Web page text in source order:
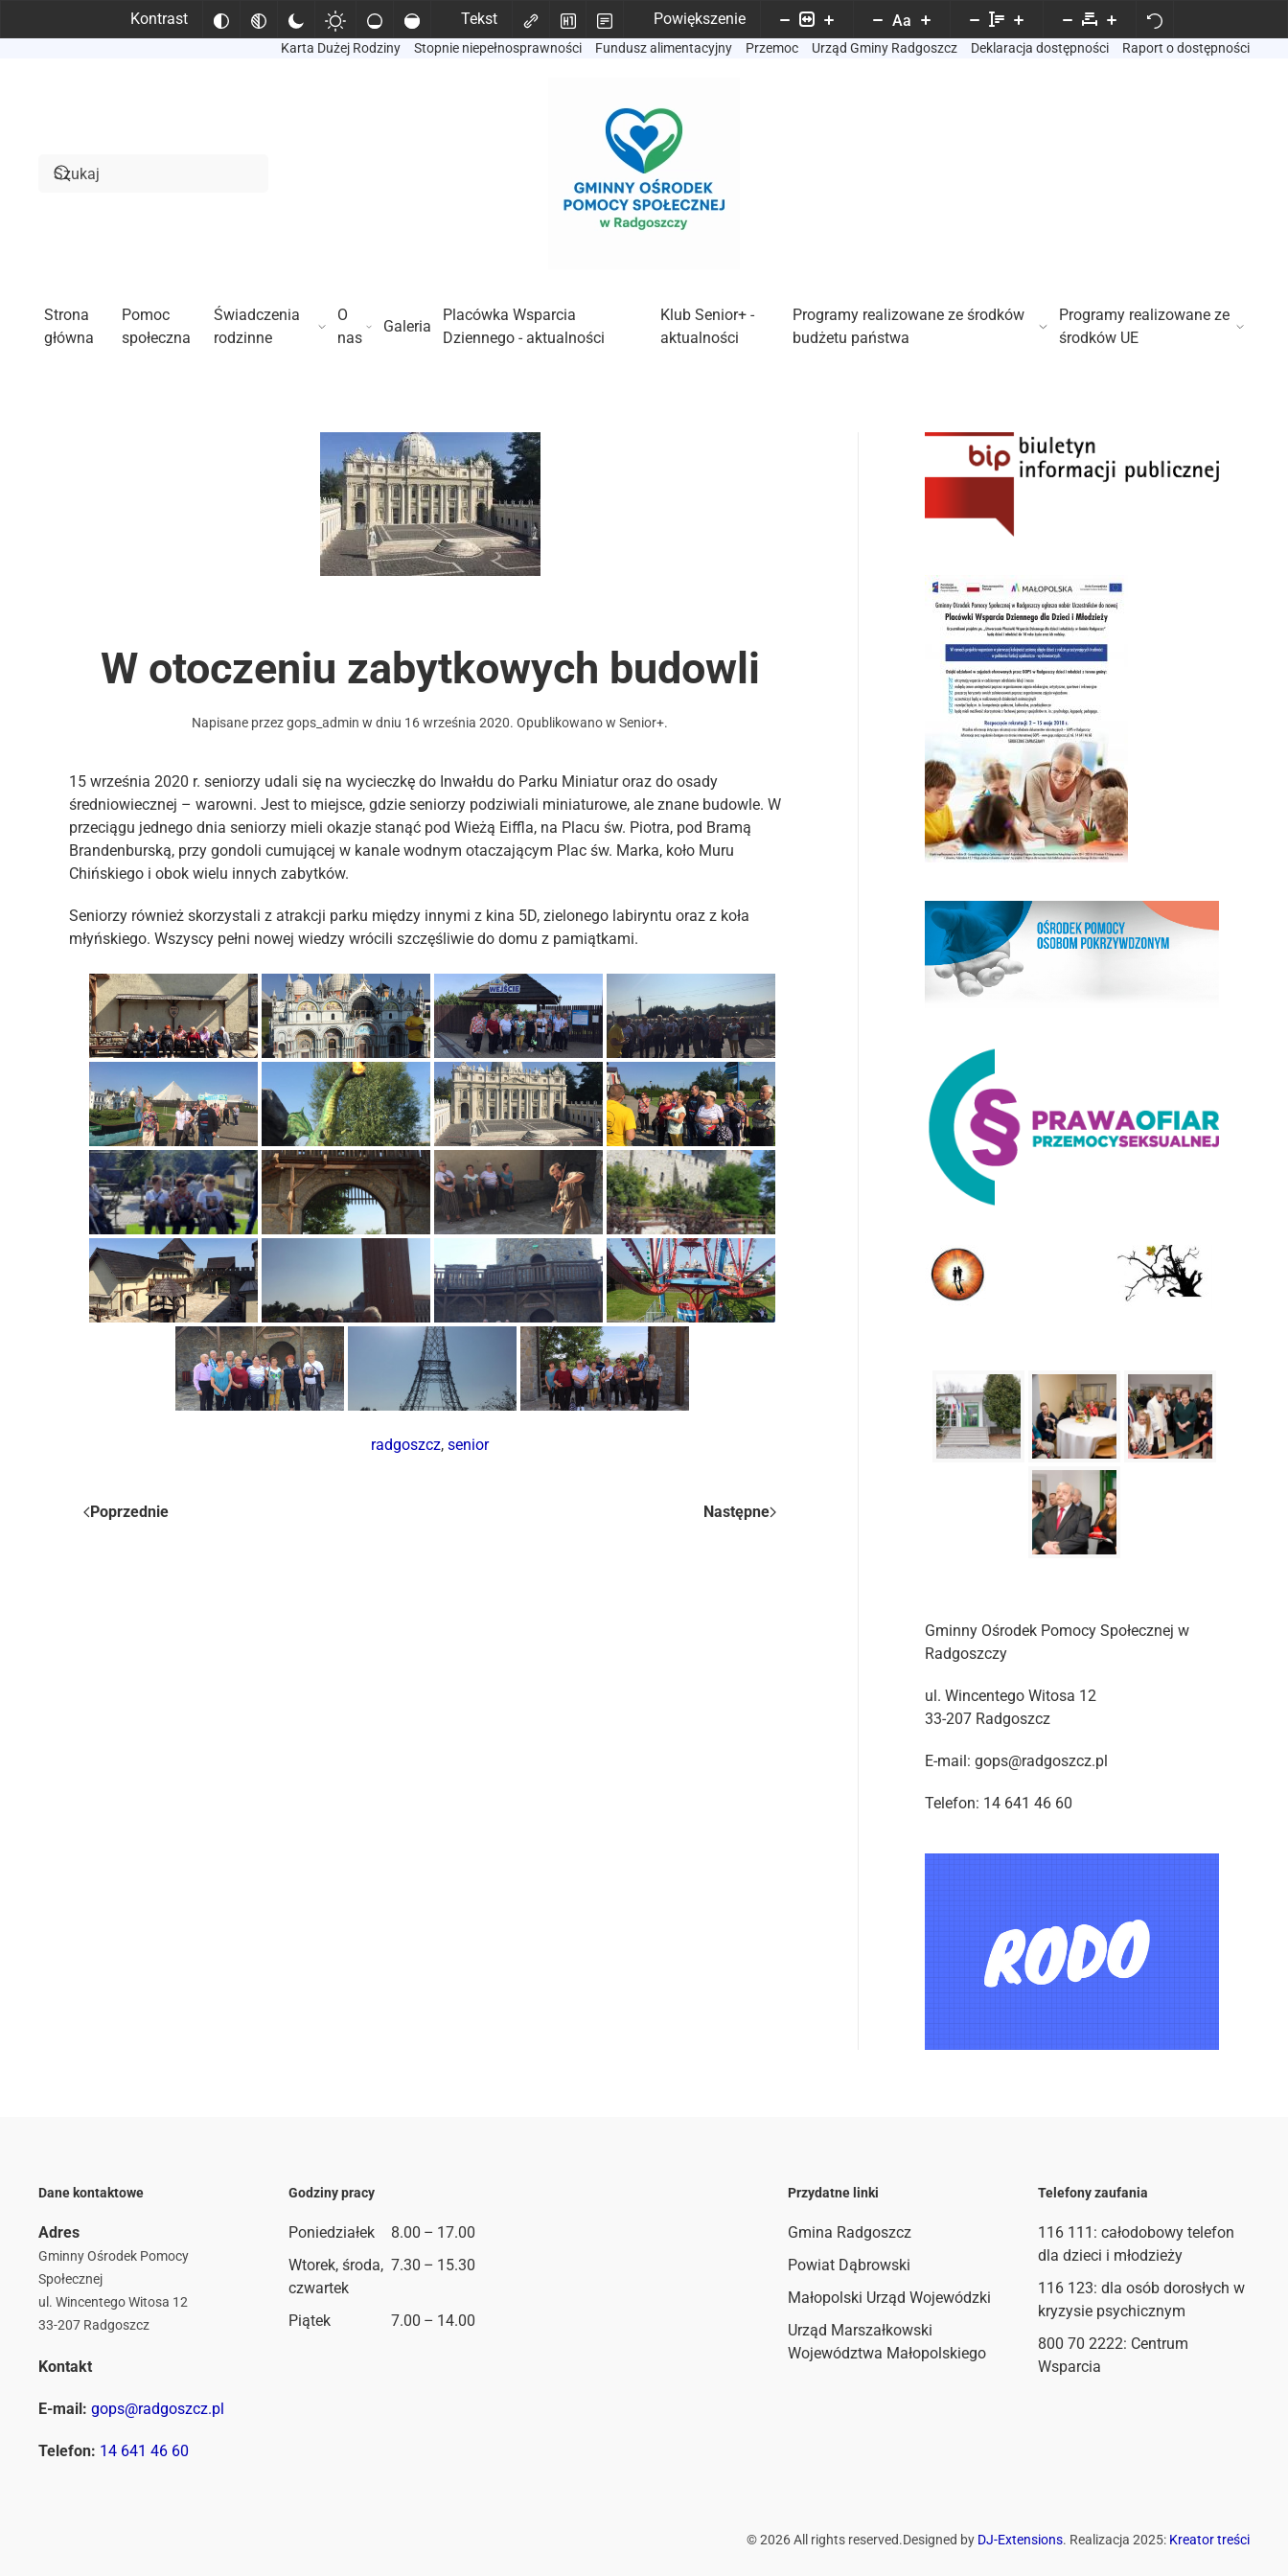
Kontrast Tekst Powiększenie
Aa
Karta Dużej Rodziny Stopnie niepełnosprawności Fundusz alimentacyjny Przemoc Urząd Gminy Radgoszcz Deklaracja dostępności Raport o dostępności
Strona
główna
Pomoc
społeczna
Świadczenia
rodzinne
O
nas
Galeria
Placówka Wsparcia
Dziennego - aktualności
Klub Senior+ -
aktualności
Programy realizowane ze środków
budżetu państwa
Programy realizowane ze
środków UE
W otoczeniu zabytkowych budowli
Napisane przezgops_admin w dniu 16 września 2020. Opublikowano wSenior+.
15 września 2020 r. seniorzy udali się na wycieczkę do Inwałdu do Parku Miniatur oraz do osady
średniowiecznej – warowni. Jest to miejsce, gdzie seniorzy podziwiali miniaturowe, ale znane budowle. W
przeciągu jednego dnia seniorzy mieli okazje stanąć pod Wieżą Eiffla, na Placu św. Piotra, pod Bramą
Brandenburską, przy gondoli cumującej w kanale wodnym otaczającym Plac św. Marka, koło Muru
Chińskiego i obok wielu innych zabytków.
Seniorzy również skorzystali z atrakcji parku między innymi z kina 5D, zielonego labiryntu oraz z koła
młyńskiego. Wszyscy pełni nowej wiedzy wrócili szczęśliwie do domu z pamiątkami.
radgoszcz,senior
Poprzednie Następne
Gminny Ośrodek Pomocy Społecznej w
Radgoszczy
ul. Wincentego Witosa 12
33-207 Radgoszcz
E-mail: gops@radgoszcz.pl
Telefon: 14 641 46 60
Dane kontaktowe
Adres
Gminny Ośrodek Pomocy
Społecznej
ul. Wincentego Witosa 12
33-207 Radgoszcz
Kontakt
E-mail: gops@radgoszcz.pl
Telefon: 14 641 46 60
Godziny pracy
Poniedziałek
8.00 – 17.00
Wtorek, środa,
czwartek
7.30 – 15.30
Piątek 7.00 – 14.00
Przydatne linki
Gmina Radgoszcz
Powiat Dąbrowski
Małopolski Urząd Wojewódzki
Urząd Marszałkowski
Województwa Małopolskiego
Telefony zaufania
116 111 : całodobowy telefon
dla dzieci i młodzieży
116 123: dla osób dorosłych w
kryzysie psychicznym
800 70 2222: Centrum
Wsparcia
©2026All rights reserved.Designed by DJ-Extensions. Realizacja 2025: Kreator treści